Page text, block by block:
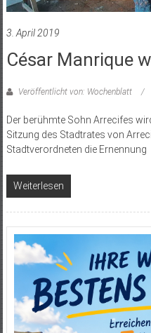
3. April 2019
César Manrique
Veröffentlicht von: Wochenblatt
Der berühmte Sohn Arrecifes
Sitzung des Stadtrates von
Stadtverordneten die Ernennung
Weiterlesen